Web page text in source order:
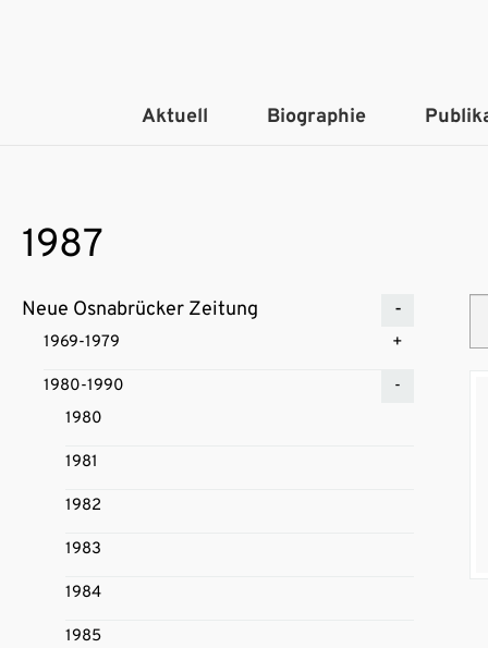
Aktuell Biographie
1987
Neue Osnabrücker Zeitung
1969-1979
1980-1990
1980
1981
1982
1983
1984
1985